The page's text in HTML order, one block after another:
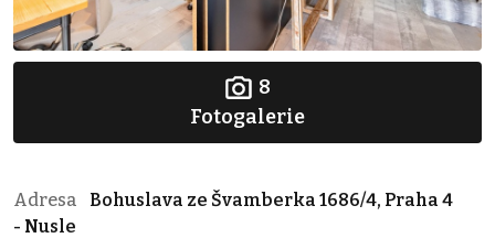
8
Fotogalerie
Adresa
Bohuslava ze Švamberka 1686/4, Praha 4
- Nusle